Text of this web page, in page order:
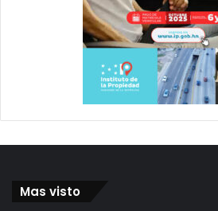
Mas visto